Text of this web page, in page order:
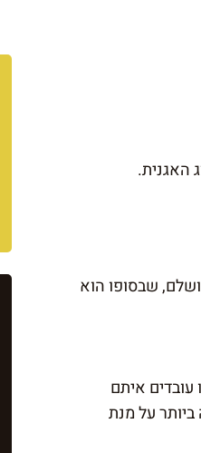
האגנית.
שבסופו הוא
איתם
ביותר על מנת